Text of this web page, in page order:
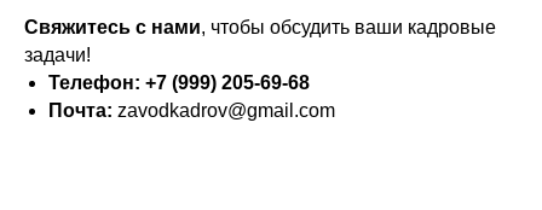
Свяжитесь с нами, чтобы обсудить ваши кадровые
задачи!
Телефон: +7 (999) 205-69-68
Почта: zavodkadrov@gmail.com